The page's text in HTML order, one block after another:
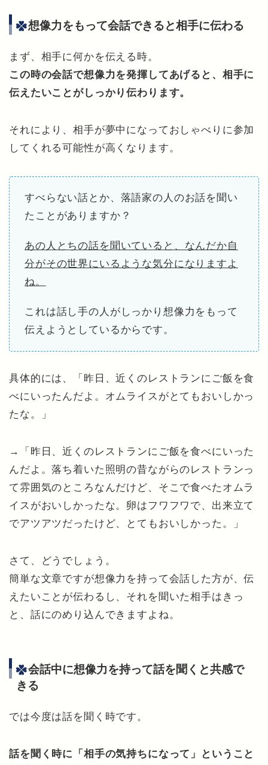
想像力をもって会話できると相手に伝わる
まず、相手に何かを伝える時。
この時の会話で想像力を発揮してあげると、相手に
伝えたいことがしっかり伝わります。
それにより、相手が夢中になっておしゃべりに参加
してくれる可能性が高くなります。
すべらない話とか、落語家の人のお話を聞い
たことがありますか？
あの人とちの話を聞いていると、なんだか自
分がその世界にいるような気分になりますよ
ね。
これは話し手の人がしっかり想像力をもって
伝えようとしているからです。
具体的には、「昨日、近くのレストランにご飯を食
べにいったんだよ。オムライスがとてもおいしかっ
たな。」
→「昨日、近くのレストランにご飯を食べにいった
んだよ。落ち着いた照明の昔ながらのレストランっ
て雰囲気のところなんだけど、そこで食べたオムラ
イスがおいしかったな。卵はフワフワで、出来立て
でアツアツだったけど、とてもおいしかった。」
さて、どうでしょう。
簡単な文章ですが想像力を持って会話した方が、伝
えたいことが伝わるし、それを聞いた相手はきっ
と、話にのめり込んできますよね。
会話中に想像力を持って話を聞くと共感で
きる
では今度は話を聞く時です。
話を聞く時に「相手の気持ちになって」ということ